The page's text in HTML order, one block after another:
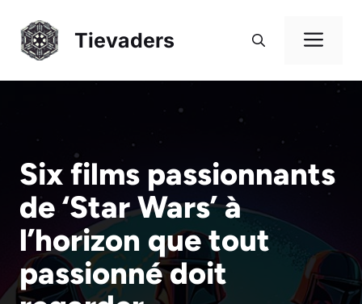
contenu
Tievaders
Six films passionnants
de ‘Star Wars’ à
l’horizon que tout
passionné doit